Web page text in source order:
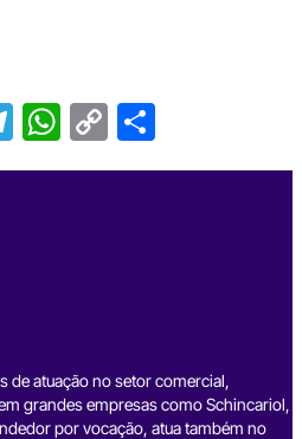
T
el
W
h
C
o
S
h
de atuação no setor comercial,
grandes empresas como Schincariol,
por vocação, atua também no